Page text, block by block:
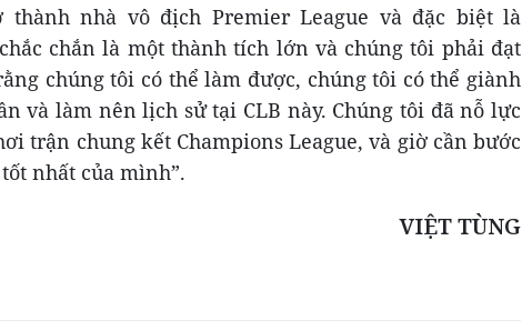
nhà vô địch Premier League và đặc biệt là
chắn là một thành tích lớn và chúng tôi phải đạt
chúng tôi có thể làm được, chúng tôi có thể giành
và làm nên lịch sử tại CLB này. Chúng tôi đã nỗ lực
trận chung kết Champions League, và giờ cần bước
nhất của mình”.
VIỆT TÙNG